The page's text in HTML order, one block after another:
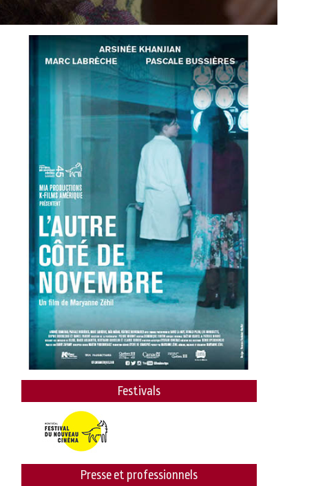
Festivals
Presse et professionnels